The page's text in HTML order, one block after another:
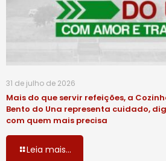
31 de julho de 2026
Mais do que servir refeições, a
Bento do Una representa cuidado,
com quem mais precisa
Leia mais...